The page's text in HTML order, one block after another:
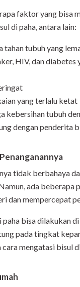
faktor yang bisa
di paha, antara lain:
tahan tubuh yang
HIV, dan diabetes
yang terlalu ketat
kebersihan tubuh
dengan penderita
tidak berbahaya
ada beberapa
dan mempercepat
paha bisa dilakukan
pada tingkat
mengatasi bisul